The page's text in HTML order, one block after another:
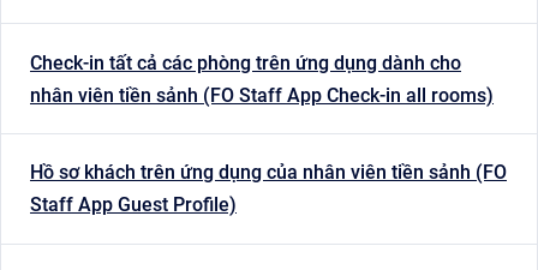
Check-in tất cả các phòng trên ứng dụng dành cho
nhân viên tiền sảnh (FO Staff App Check-in all rooms)
Hồ sơ khách trên ứng dụng của nhân viên tiền sảnh (FO
Staff App Guest Profile)